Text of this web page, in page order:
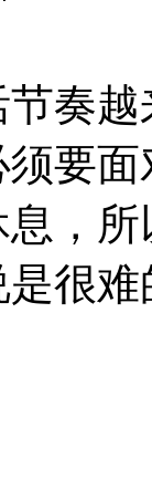
奏
要
，
很